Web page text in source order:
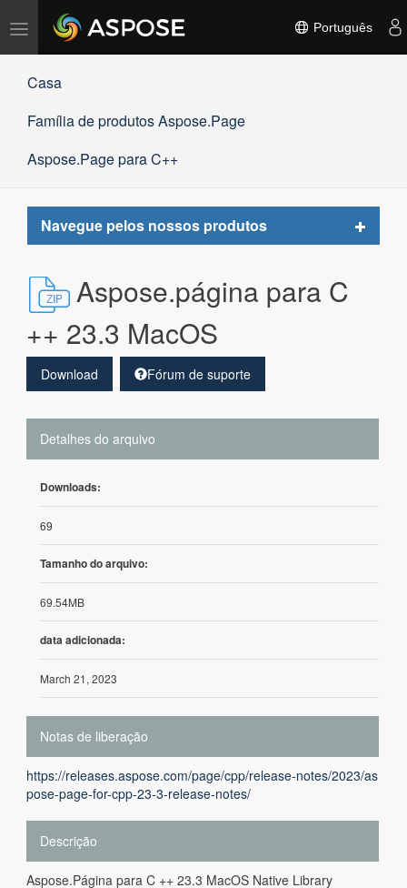
Alternar
navegação
Português
Casa
Família de produtos Aspose.Page
Aspose.Page para C++
Navegue pelos nossos produtos
Toggle
Aspose.página para C
++ 23.3 MacOS
Download Fórum de suporte
Detalhes do arquivo
Downloads:
69
Tamanho do arquivo:
69.54MB
data adicionada:
March 21, 2023
Notas de liberação
https://releases.aspose.com/page/cpp/release-notes/2023/as
pose-page-for-cpp-23-3-release-notes/
Descrição
Aspose.Página para C ++ 23.3 MacOS Native Library